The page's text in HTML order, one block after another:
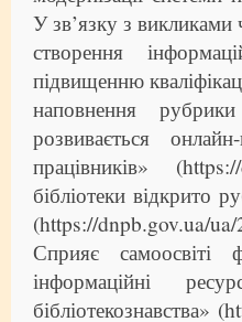
У зв’язку з
створення
підвищенню
наповнення
розвивається
працівників»
бібліотеки відкрито
(https://dnpb.gov.ua/
Сприяє самоосвіті
інформаційні
бібліотекознавства»